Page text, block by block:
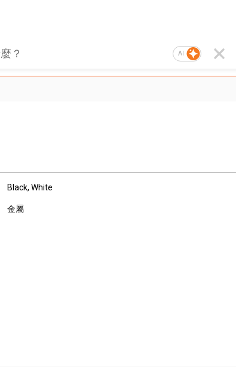
AI
Black, White
金屬